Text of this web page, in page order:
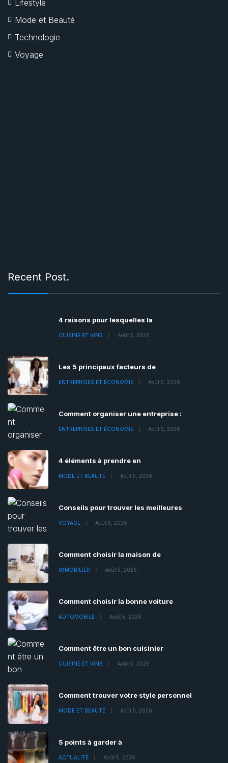
Lifestyle
Mode et Beauté
Technologie
Voyage
Recent Post.
4 raisons pour lesquelles la
CUISINE ET VINS Août 5, 2026
Les 5 principaux facteurs de
ENTREPRISES ET ÉCONOMIE Août 5, 2026
Comment organiser une entreprise :
ENTREPRISES ET ÉCONOMIE Août 5, 2026
4 éléments à prendre en
MODE ET BEAUTÉ Août 5, 2026
Conseils pour trouver les meilleures
VOYAGE Août 5, 2026
Comment choisir la maison de
IMMOBILIER Août 5, 2026
Comment choisir la bonne voiture
AUTOMOBILE Août 5, 2026
Comment être un bon cuisinier
CUISINE ET VINS Août 5, 2026
Comment trouver votre style personnel
MODE ET BEAUTÉ Août 5, 2026
5 points à garder à
ACTUALITÉ Août 5, 2026